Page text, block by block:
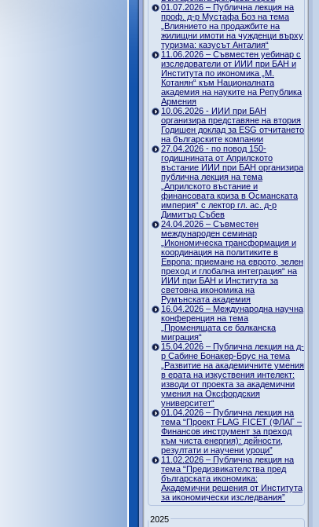
01.07.2026 – Публична лекция на
проф. д-р Мустафа Боз на тема
„Влиянието на продажбите на
жилищни имоти на чужденци върху
туризма: казусът Анталия“
11.06.2026 – Съвместен уебинар с
изследователи от ИИИ при БАН и
Института по икономика „М.
Котанян“ към Националната
академия на науките на Република
Армения
10.06.2026 - ИИИ при БАН
организира представяне на втория
Годишен доклад за ESG отчитането
на българските компании
27.04.2026 - по повод 150-
годишнината от Априлското
въстание ИИИ при БАН организира
публична лекция на тема
„Априлското въстание и
финансовата криза в Османската
империя“ с лектор гл. ас. д-р
Димитър Събев
24.04.2026 – Съвместен
международен семинар
„Икономическа трансформация и
координация на политиките в
Европа: приемане на еврото, зелен
преход и глобална интеграция“ на
ИИИ при БАН и Института за
световна икономика на
Румънската академия
16.04.2026 – Международна научна
конференция на тема
„Променящата се балканска
миграция“
15.04.2026 – Публична лекция на д-
р Сабине Бонакер-Брус на тема
„Развитие на академичните умения
в ерата на изкуствения интелект:
изводи от проекта за академични
умения на Оксфордския
университет“
01.04.2026 – Публична лекция на
тема “Проект FLAG FICET (ФЛАГ –
Финансов инструмент за преход
към чиста енергия): дейности,
резултати и научени уроци”
11.02.2026 – Публична лекция на
тема “Предизвикателства пред
българската икономика:
Академични решения от Института
за икономически изследвания”
2025